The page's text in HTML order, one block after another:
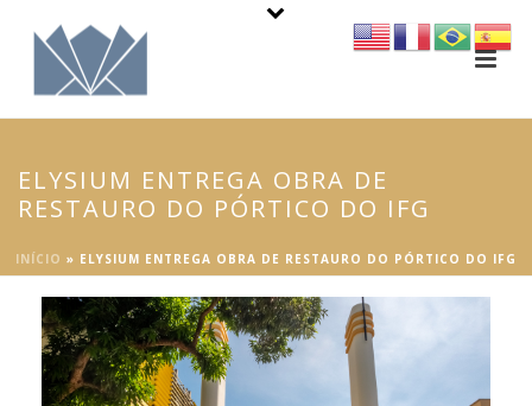
ELYSIUM ENTREGA OBRA DE
RESTAURO DO PÓRTICO DO IFG
INÍCIO » ELYSIUM ENTREGA OBRA DE RESTAURO DO PÓRTICO DO IFG